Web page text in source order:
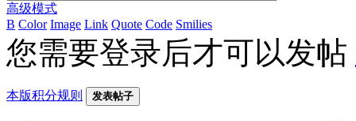
高级模式
B Color Image Link Quote Code Smilies
您需要登录后才可以发帖
本版积分规则 发表帖子